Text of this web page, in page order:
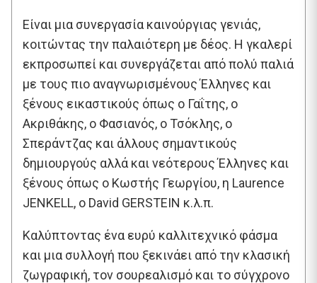
Είναι μια συνεργασία καινούργιας γενιάς,
κοιτώντας την παλαιότερη με δέος. Η γκαλερί
εκπροσωπεί και συνεργάζεται από πολύ παλιά
με τους πιο αναγνωρισμένους Έλληνες και
ξένους εικαστικούς όπως ο Γαΐτης, ο
Ακριθάκης, ο Φασιανός, ο Τσόκλης, ο
Σπεράντζας και άλλους σημαντικούς
δημιουργούς αλλά και νεότερους Έλληνες και
ξένους όπως ο Κωστής Γεωργίου, η Laurence
JENKELL, o David GERSTEIN κ.λ.π.
Καλύπτοντας ένα ευρύ καλλιτεχνικό φάσμα
και μια συλλογή που ξεκινάει από την κλασική
ζωγραφική, τον σουρεαλισμό και το σύγχρονο